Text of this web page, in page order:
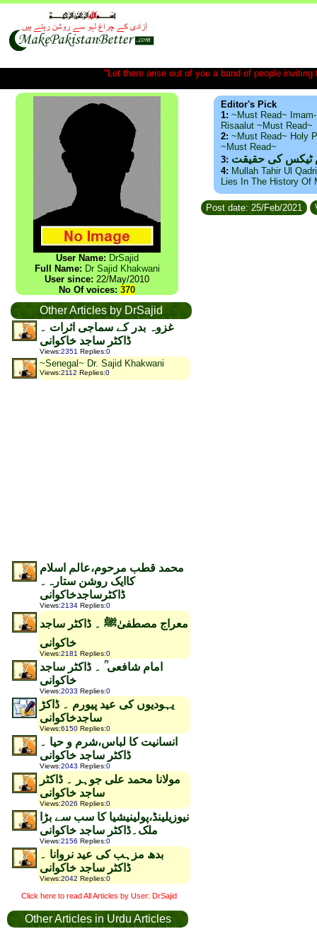
"Let there arise out of you a band of people
User Name: DrSajid
Full Name: Dr Sajid Khakwani
User since: 22/May/2010
No Of voices: 370
Other Articles by DrSajid
غزوہ بدر کے سماجی اثرات ۔
ڈاکٹر ساجد خاکوانی
Views:2351 Replies:0
~Senegal~ Dr. Sajid Khakwani
Views:2112 Replies:0
محمد قطب مرحوم،عالم اسلام
کاایک روشن ستارہ۔
ڈاکٹرساجدخاکوانی
Views:2134 Replies:0
معراج مصطفیٰﷺ ۔ ڈاکٹر ساجد
خاکوانی
Views:2181 Replies:0
امام شافعی ؒ ۔ ڈاکٹر ساجد
خاکوانی
Views:2033 Replies:0
یہودیوں کی عید پیورم ۔ ڈاکڑ
ساجدخاکوانی
Views:6150 Replies:0
انسانیت کا لباس،شرم و حیا ۔
ڈاکٹر ساجد خاکوانی
Views:2043 Replies:0
مولانا محمد علی جوہر ۔ ڈاکٹر
ساجد خاکوانی
Views:2026 Replies:0
نیوزیلینڈ،پولینیشیا کا سب سے بڑا
ملک۔ڈاکٹر ساجد خاکوانی
Views:2156 Replies:0
بدھ مزہب کی عید نروانا ۔
ڈاکٹر ساجد خاکوانی
Views:2042 Replies:0
Click here to read All Articles by User: DrSajid
Other Articles in Urdu Articles
Editor's Pick
1: ~Must Read~
Risaalut ~Must Read~
2: ~Must Read~ Holy
~Must Read~
3: ٹیکس کی حقیقت
4: Mullah Tahir Ul
Lies In The History Of
Post date: 25/Feb/2021